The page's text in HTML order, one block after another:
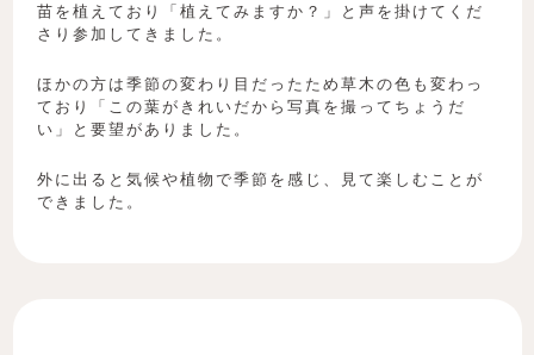
苗を植えており「植えてみますか？」と声を掛けてくだ
さり参加してきました。
ほかの方は季節の変わり目だったため草木の色も変わっ
ており「この葉がきれいだから写真を撮ってちょうだ
い」と要望がありました。
外に出ると気候や植物で季節を感じ、見て楽しむことが
できました。